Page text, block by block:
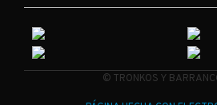
© TRONKOS Y